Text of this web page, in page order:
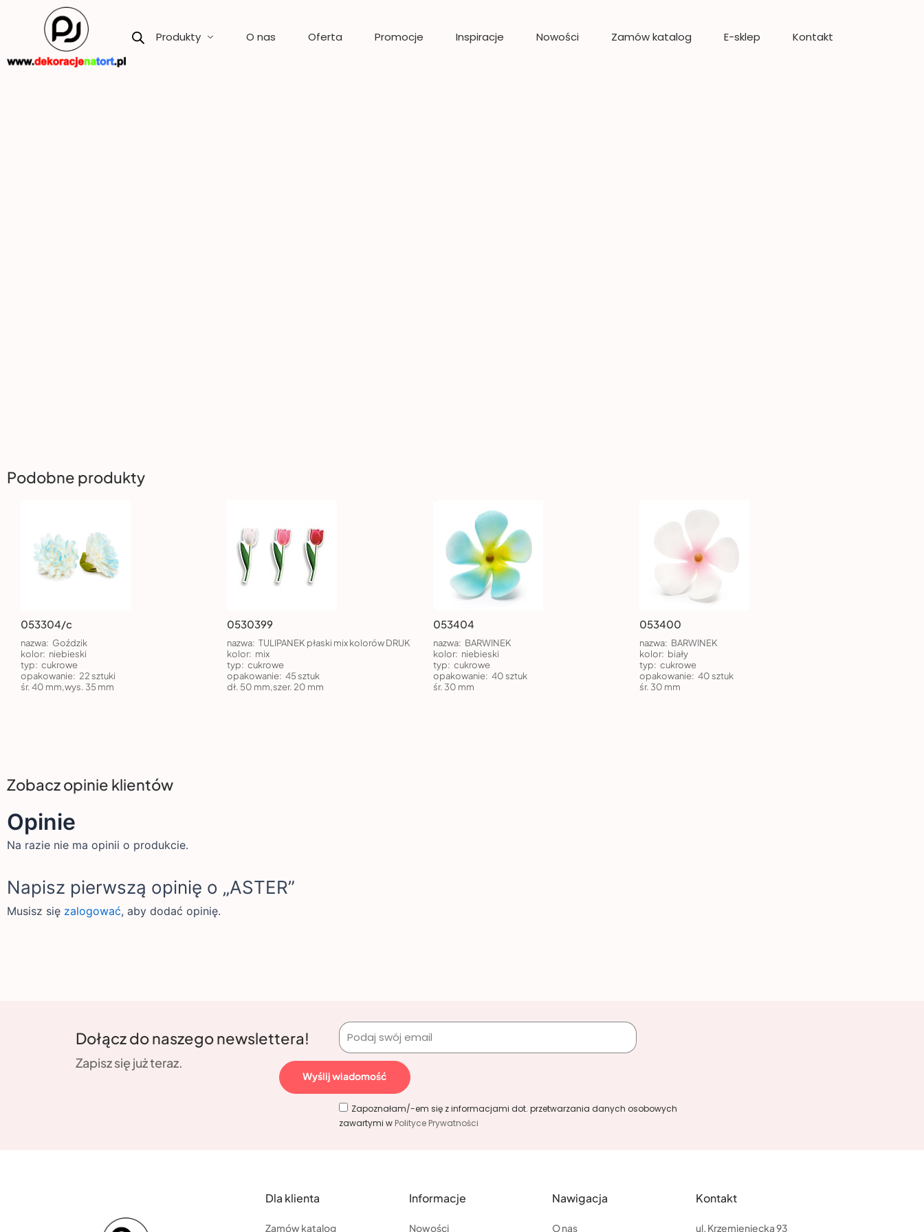
Produkty O nas Oferta Promocje Inspiracje Nowości Zamów katalog E-sklep Kontakt
Podobne produkty
053304/c
nazwa: Goździk
kolor: niebieski
typ: cukrowe
opakowanie: 22 sztuki
śr. 40 mm,wys. 35 mm
0530399
nazwa: TULIPANEK płaski mix kolorów DRUK
kolor: mix
typ: cukrowe
opakowanie: 45 sztuk
dł. 50 mm,szer. 20 mm
053404
nazwa: BARWINEK
kolor: niebieski
typ: cukrowe
opakowanie: 40 sztuk
śr. 30 mm
053400
nazwa: BARWINEK
kolor: biały
typ: cukrowe
opakowanie: 40 sztuk
śr. 30 mm
Zobacz opinie klientów
Opinie
Na razie nie ma opinii o produkcie.
Napisz pierwszą opinię o „ASTER”
Musisz się zalogować, aby dodać opinię.
Dołącz do naszego newslettera!
Zapisz się już teraz.
Zapoznałam/-em się z informacjami dot. przetwarzania danych osobowych
zawartymi w Polityce Prywatności
Wyślij wiadomość
Dla klienta
Zamów katalog
Informacje
Nowości
Nawigacja
O nas
Kontakt
ul. Krzemieniecka 93